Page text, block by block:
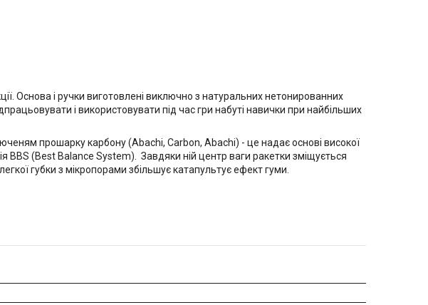
Основа і ручки виготовлені виключно з натуральних нетонированних
і використовувати під час гри набуті навички при найбільших
прошарку карбону (Abachi, Carbon, Abachi) - це надає основі високої
BBS (Best Balance System). Завдяки ній центр ваги ракетки зміщується
губки з мікропорами збільшує катапультує ефект гуми.